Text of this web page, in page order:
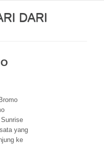
DARI
yang
ke